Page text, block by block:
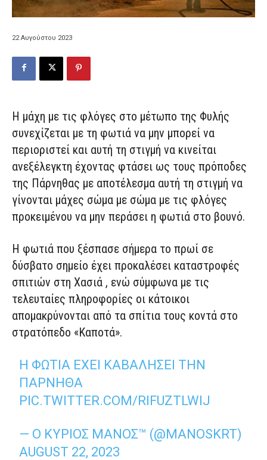
22 Αυγούστου 2023
Η μάχη με τις φλόγες στο μέτωπο της Φυλής
συνεχίζεται με τη φωτιά να μην μπορεί να
περιοριστεί και αυτή τη στιγμή να κινείται
ανεξέλεγκτη έχοντας φτάσει ως τους πρόποδες
της Πάρνηθας με αποτέλεσμα αυτή τη στιγμή να
γίνονται μάχες σώμα με σώμα με τις φλόγες
προκειμένου να μην περάσει η φωτιά στο βουνό.
Η φωτιά που ξέσπασε σήμερα το πρωί σε
δύσβατο σημείο έχει προκαλέσει καταστροφές
σπιτιών στη Χασιά , ενώ σύμφωνα με τις
τελευταίες πληροφορίες οι κάτοικοι
απομακρύνονται από τα σπίτια τους κοντά στο
στρατόπεδο «Καποτά».
Η ΦΩΤΙΆ ΈΧΕΙ ΚΑΒΑΛΉΣΕΙ ΤΗΝ
ΠΆΡΝΗΘΑ
PIC.TWITTER.COM/RIFUZTLWIJ
— Ο ΚΥΡΙΟΣ ΜΑΝΟΣ™ (@MANOSKRT)
AUGUST 22, 2023